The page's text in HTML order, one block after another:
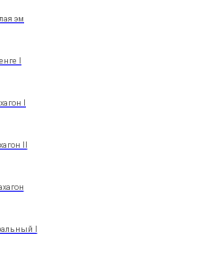
эм
I
I
II
I